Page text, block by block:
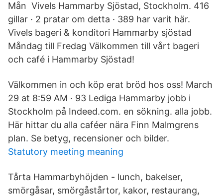
Mån Vivels Hammarby Sjöstad, Stockholm. 416
gillar · 2 pratar om detta · 389 har varit här.
Vivels bageri & konditori Hammarby sjöstad
Måndag till Fredag Välkommen till vårt bageri
och café i Hammarby Sjöstad!
Välkommen in och köp erat bröd hos oss! March
29 at 8:59 AM · 93 Lediga Hammarby jobb i
Stockholm på Indeed.com. en sökning. alla jobb.
Här hittar du alla caféer nära Finn Malmgrens
plan. Se betyg, recensioner och bilder.
Statutory meeting meaning
Tårta Hammarbyhöjden - lunch, bakelser,
smörgåsar, smörgåstårtor, kakor, restaurang,